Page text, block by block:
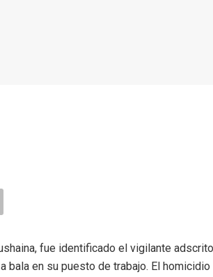
fue identificado el vigilante
bala en su puesto de trabajo. El